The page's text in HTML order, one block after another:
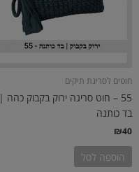
חוטים לסריגת תיקים
55 – חוט סריגה ירוק בקבוק כהה |
בד כותנה
₪40
הוספה לסל